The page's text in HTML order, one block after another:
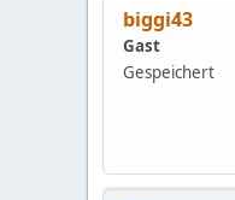
biggi43
Gast
Gespeichert